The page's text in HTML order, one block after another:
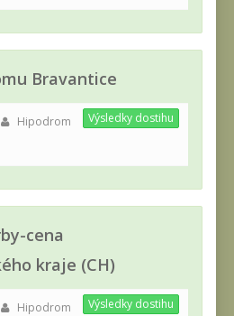
Bravantice
Výsledky dostihu
Hipodrom
cena
kraje (CH)
Výsledky dostihu
Hipodrom